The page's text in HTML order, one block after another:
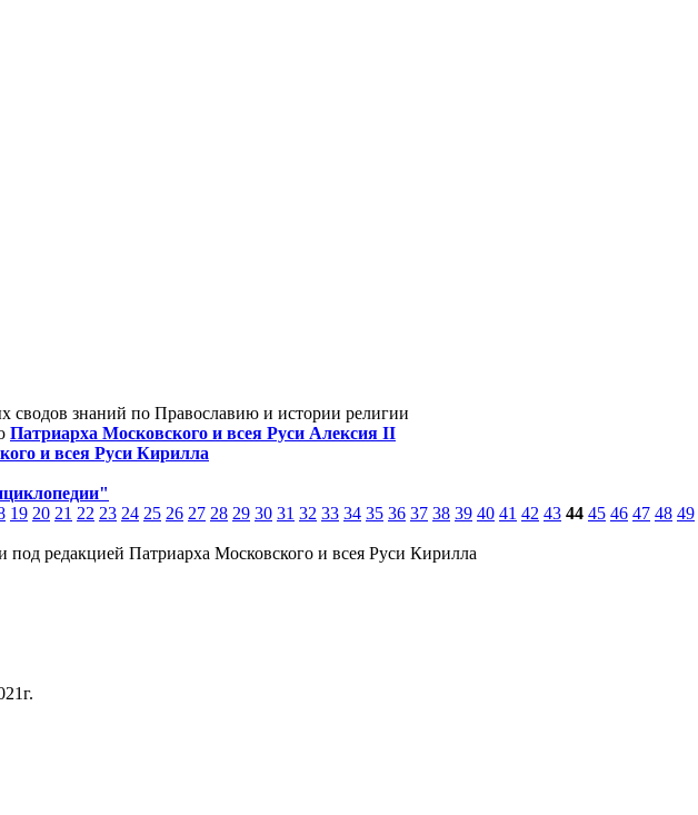
сводов знаний по Православию и истории религии
Патриарха Московского и всея Руси Алексия II
и всея Руси Кирилла
19 20 21 22 23 24 25 26 27 28 29 30 31 32 33 34 35 36 37 38 39 40 41 42 43 44 45 46 47 48 49
редакцией Патриарха Московского и всея Руси Кирилла